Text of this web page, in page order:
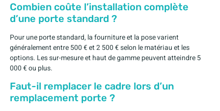
Combien coûte l’installation complète
d’une porte standard ?
Pour une porte standard, la fourniture et la pose varient
généralement entre 500 € et 2 500 € selon le matériau et les
options. Les sur-mesure et haut de gamme peuvent atteindre 5
000 € ou plus.
Faut-il remplacer le cadre lors d’un
remplacement porte ?